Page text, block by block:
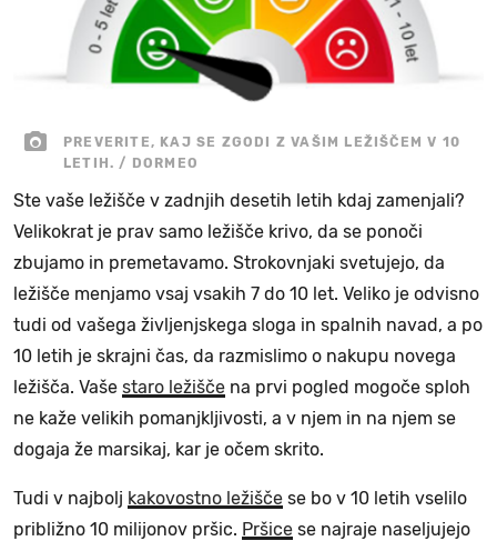
PREVERITE, KAJ SE ZGODI Z VAŠIM LEŽIŠČEM V 10
LETIH. / DORMEO
Ste vaše ležišče v zadnjih desetih letih kdaj zamenjali?
Velikokrat je prav samo ležišče krivo, da se ponoči
zbujamo in premetavamo. Strokovnjaki svetujejo, da
ležišče menjamo vsaj vsakih 7 do 10 let. Veliko je odvisno
tudi od vašega življenjskega sloga in spalnih navad, a po
10 letih je skrajni čas, da razmislimo o nakupu novega
ležišča. Vaše staro ležišče na prvi pogled mogoče sploh
ne kaže velikih pomanjkljivosti, a v njem in na njem se
dogaja že marsikaj, kar je očem skrito.
Tudi v najbolj kakovostno ležišče se bo v 10 letih vselilo
približno 10 milijonov pršic. Pršice se najraje naseljujejo